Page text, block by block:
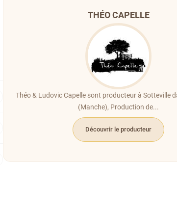
THÉO CAPELLE
Théo & Ludovic Capelle sont producteur à Sotteville
(Manche), Production de...
Découvrir le producteur